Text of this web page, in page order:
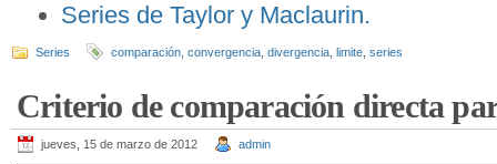
Series de Taylor y Maclaurin.
Series comparación, convergencia, divergencia, limite, series
Criterio de comparación directa
jueves, 15 de marzo de 2012 admin